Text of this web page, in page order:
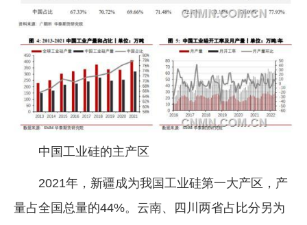
中国工业硅的主产区
2021年，新疆成为我国工业硅第一大产区，产
量占全国总量的44%。云南、四川两省占比分另为